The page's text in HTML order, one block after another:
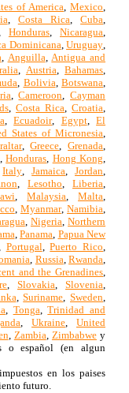
of America, Mexico,
, Costa Rica,Cuba,
Honduras,Nicaragua,
Dominicana,Uruguay,
, Anguilla,Antigua and
, Austria,Bahamas,
, Bolivia, Botswana,
,Cameroon,Cayman
, Costa Rica, Croatia,
,Ecuadoir, Egypt,El
States of Micronesia,
,Greece,Grenada,
,Honduras, Hong Kong,
Italy,Jamaica,Jordan,
, Lesotho,Liberia,
,Malaysia,Malta,
, Myanmar,Namibia,
, Nigeria,Northern
, Panama, Papua New
Portugal,Puerto Rico,
, Russia,Rwanda,
and the Grenadines,
, Slovakia, Slovenia,
,Suriname, Sweden,
, Tonga,Trinidad and
, Ukraine, United
, Zambia, Zimbabwey
o español (en algun
en los paises
futuro.